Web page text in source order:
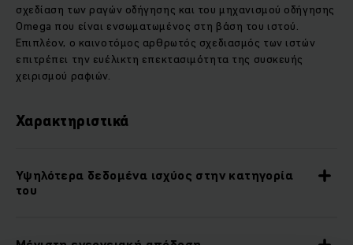
σχεδίαση των ραγών οδήγησης και του μηχανισμού οδήγησης
Omega που είναι ενσωματωμένος στη βάση του ιστού.
Επιπλέον, ο καινοτόμος αρθρωτός σχεδιασμός των ιστών
επιτρέπει την ευέλικτη επεκτασιμότητα της συσκευής
χειρισμού ραφιών.
Χαρακτηριστικά
Υψηλότερα δεδομένα ισχύος στην κατηγορία
του